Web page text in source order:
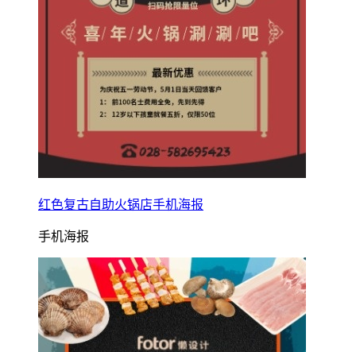
红色复古自助火锅店手机海报
手机海报